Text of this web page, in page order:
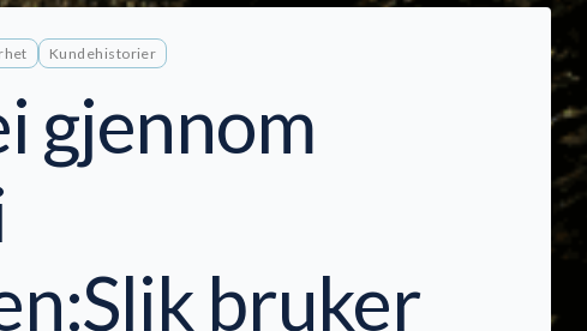
Kundehistorier
gjennom
bruker